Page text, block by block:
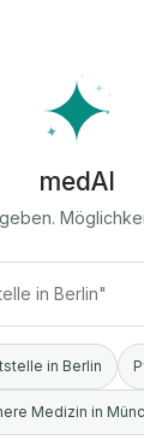
medAI
in Berlin
Medizin in